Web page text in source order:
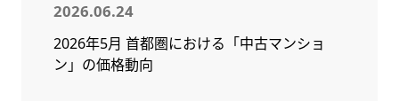
2026.06.24
2026年5月 首都圏における「中古マンショ
ン」の価格動向